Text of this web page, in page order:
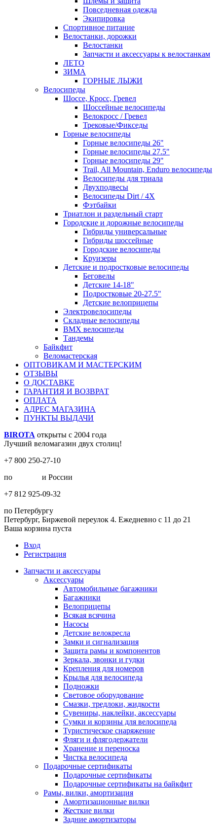
Повседневная одежда
Экипировка
Спортивное питание
Велостанки, дорожки
Велостанки
Запчасти и аксессуары к велостанкам
ЛЕТО
ЗИМА
ГОРНЫЕ ЛЫЖИ
Велосипеды
Шоссе, Кросс, Гревел
Шоссейные велосипеды
Велокросс / Гревел
Трековые/Фикседы
Горные велосипеды
Горные велосипеды 26"
Горные велосипеды 27.5"
Горные велосипеды 29"
Trail, All Mountain, Enduro велосипеды
Велосипеды для триала
Двухподвесы
Велосипеды Dirt / 4X
Фэтбайки
Триатлон и раздельный старт
Городские и дорожные велосипеды
Гибриды универсальные
Гибриды шоссейные
Городские велосипеды
Круизеры
Детские и подростковые велосипеды
Беговелы
Детские 14-18"
Подростковые 20-27.5"
Детские велоприцепы
Электровелосипеды
Складные велосипеды
BMX велосипеды
Тандемы
Байкфит
Веломастерская
ОПТОВИКАМ И МАСТЕРСКИМ
ОТЗЫВЫ
О ДОСТАВКЕ
ГАРАНТИЯ И ВОЗВРАТ
ОПЛАТА
АДРЕС МАГАЗИНА
ПУНКТЫ ВЫДАЧИ
BIROTA открыты с 2004 года
Лучший веломагазин двух столиц!
+7 800 250-27-10
по
и России
+7 812 925-09-32
по Петербургу
Петербург, Биржевой переулок 4. Ежедневно с 11 до 21
Ваша корзина пуста
Вход
Регистрация
Запчасти и аксессуары
Аксессуары
Автомобильные багажники
Багажники
Велоприцепы
Всякая всячина
Насосы
Детские велокресла
Замки и сигнализация
Защита рамы и компонентов
Зеркала, звонки и гудки
Крепления для номеров
Крылья для велосипеда
Подножки
Световое оборудование
Смазки, тредлоки, жидкости
Сувениры, наклейки, аксессуары
Сумки и корзины для велосипеда
Туристическое снаряжение
Фляги и флягодержатели
Хранение и переноска
Чистка велосипеда
Подарочные сертификаты
Подарочные сертификаты
Подарочные сертификаты на байкфит
Рамы, вилки, амортизация
Амортизационные вилки
Жесткие вилки
Задние амортизаторы